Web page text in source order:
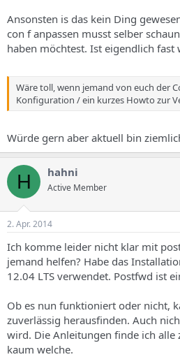
Ansonsten is das kein Ding
con f anpassen musst selber
haben möchtest. Ist eigendlich fast
Wäre toll, wenn jemand von euch der
Konfiguration / ein kurzes Howto zur
Würde gern aber aktuell bin
H hahni
Active Member
2. Apr. 2014
Ich komme leider nicht klar mit
jemand helfen? Habe das
12.04 LTS verwendet. Postfwd ist
Ob es nun funktioniert oder nicht,
zuverlässig herausfinden. Auch
wird. Die Anleitungen finde ich alle
kaum welche.